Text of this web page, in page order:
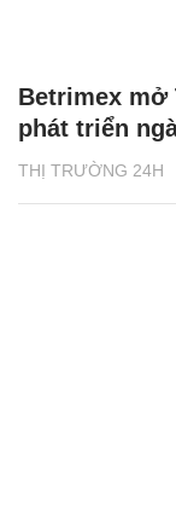
THỊ TRƯỜNG 24H
Betrimex mở
phát triển